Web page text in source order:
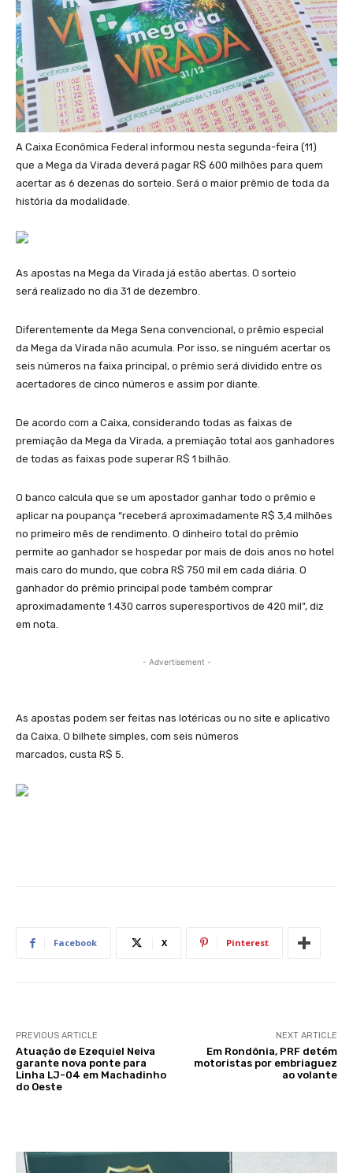
A Caixa Econômica Federal informou nesta segunda-feira (11)
que a Mega da Virada deverá pagar R$ 600 milhões para quem
acertar as 6 dezenas do sorteio. Será o maior prêmio de toda da
história da modalidade.
As apostas na Mega da Virada já estão abertas. O sorteio
será realizado no dia 31 de dezembro.
Diferentemente da Mega Sena convencional, o prêmio especial
da Mega da Virada não acumula. Por isso, se ninguém acertar os
seis números na faixa principal, o prêmio será dividido entre os
acertadores de cinco números e assim por diante.
De acordo com a Caixa, considerando todas as faixas de
premiação da Mega da Virada, a premiação total aos ganhadores
de todas as faixas pode superar R$ 1 bilhão.
O banco calcula que se um apostador ganhar todo o prêmio e
aplicar na poupança “receberá aproximadamente R$ 3,4 milhões
no primeiro mês de rendimento. O dinheiro total do prêmio
permite ao ganhador se hospedar por mais de dois anos no hotel
mais caro do mundo, que cobra R$ 750 mil em cada diária. O
ganhador do prêmio principal pode também comprar
aproximadamente 1.430 carros superesportivos de 420 mil”, diz
em nota.
- Advertisement -
As apostas podem ser feitas nas lotéricas ou no site e aplicativo
da Caixa. O bilhete simples, com seis números
marcados, custa R$ 5.
Facebook X Pinterest
PREVIOUS ARTICLE
Atuação de Ezequiel Neiva
garante nova ponte para
Linha LJ-04 em Machadinho
do Oeste
NEXT ARTICLE
Em Rondônia, PRF detém
motoristas por embriaguez
ao volante